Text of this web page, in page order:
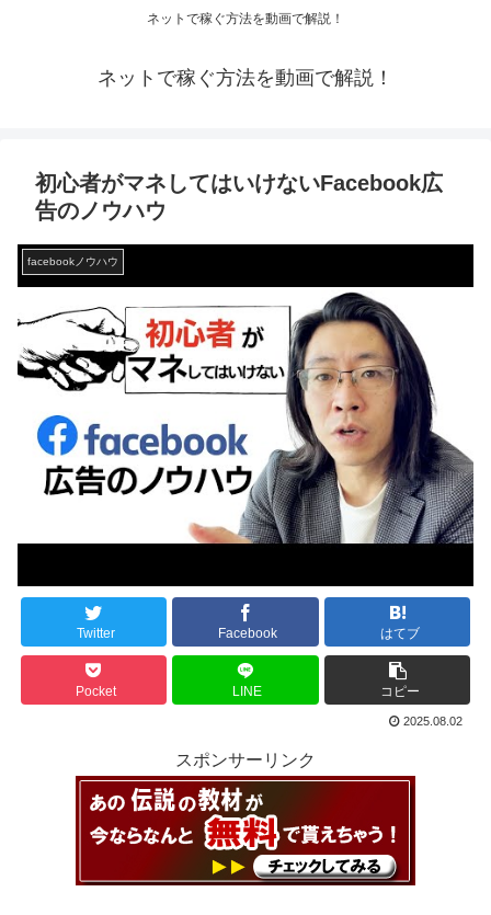
ネットで稼ぐ方法を動画で解説！
ネットで稼ぐ方法を動画で解説！
初心者がマネしてはいけないFacebook広
告のノウハウ
facebookノウハウ
Twitter Facebook はてブ
Pocket LINE コピー
2025.08.02
スポンサーリンク